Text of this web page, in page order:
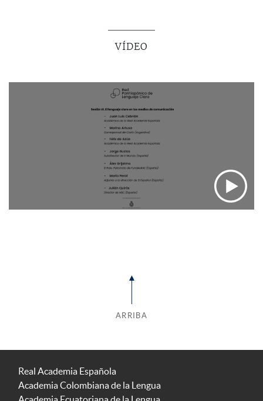
VÍDEO
ARRIBA
Real Academia Española
Academia Colombiana de la Lengua